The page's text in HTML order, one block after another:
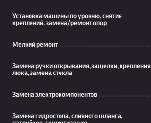
Установка машины по уровню, снятие
креплений, замена/ремонт опор
Мелкий ремонт
Замена ручки открывания, защелки, крепления
люка, замена стекла
Замена электрокомпонентов
Замена гидростопа, сливного шланга,